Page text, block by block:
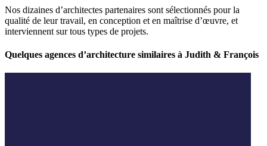
Nos dizaines d’architectes partenaires sont sélectionnés pour la
qualité de leur travail, en conception et en maîtrise d’œuvre, et
interviennent sur tous types de projets.
Quelques agences d’architecture similaires à Judith & François